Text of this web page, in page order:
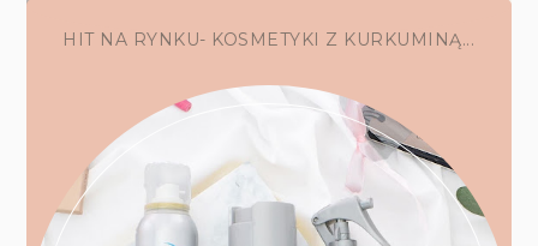
HIT NA RYNKU- KOSMETYKI Z KURKUMINĄ...